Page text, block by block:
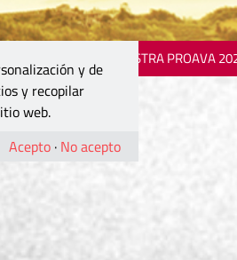
MOSTRA PROAVA
y de
y recopilar
web.
Acepto · No acepto